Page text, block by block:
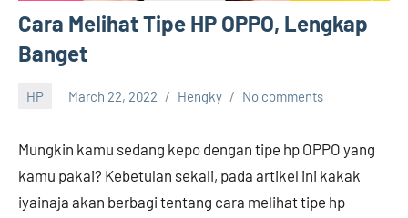
Cara Melihat Tipe HP OPPO, Lengkap
Banget
HP March 22, 2022 Hengky No comments
Mungkin kamu sedang kepo dengan tipe hp OPPO yang
kamu pakai? Kebetulan sekali, pada artikel ini kakak
iyainaja akan berbagi tentang cara melihat tipe hp